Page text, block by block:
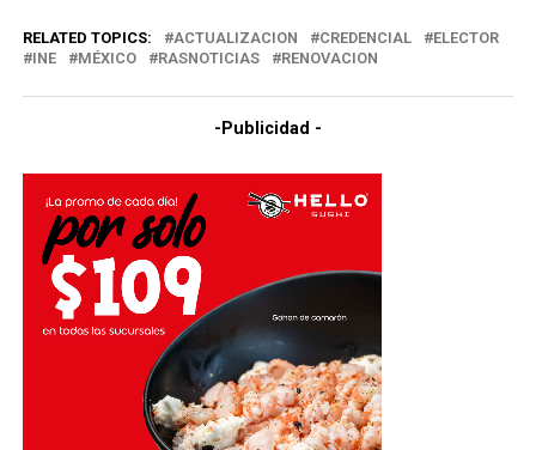
RELATED TOPICS: ACTUALIZACION CREDENCIAL
ELECTOR
INE
MÉXICO RASNOTICIAS RENOVACION
-Publicidad -